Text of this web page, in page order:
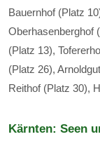
Bauernhof (Platz
Oberhasenberghof
(Platz 13),
(Platz 26),
Reithof (Platz 30),
Kärnten: Seen